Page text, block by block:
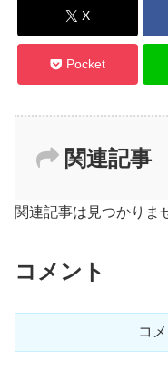
X
Pocket
関連記事
関連記事は見つかりま
コメント
コ